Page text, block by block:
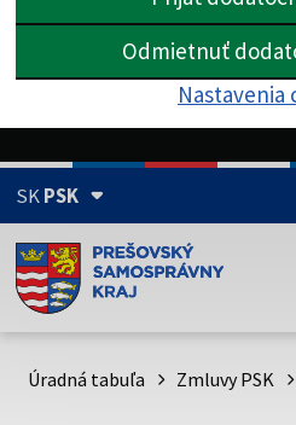
Odmietnuť
Nastavenia
SKPSK
Doména psk.sk je oficiálna
Toto je oficiálna webová stránka
psk.sk.
Úradná tabuľa Zmluvy PSK